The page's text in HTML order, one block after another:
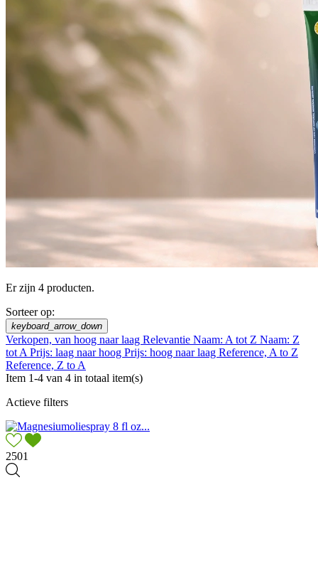
Er zijn 4 producten.
Sorteer op:
keyboard_arrow_down
Verkopen, van hoog naar laag Relevantie Naam: A tot Z Naam: Z
tot A Prijs: laag naar hoog Prijs: hoog naar laag Reference, A to Z
Reference, Z to A
Item 1-4 van 4 in totaal item(s)
Actieve filters
2501